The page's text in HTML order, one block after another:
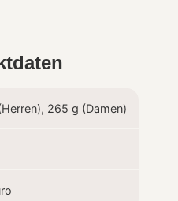
265 g (Damen)